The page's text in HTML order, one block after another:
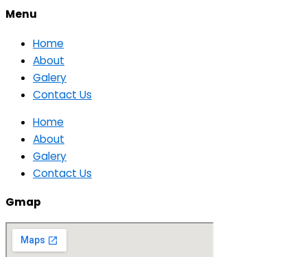
Menu
Home
About
Galery
Contact Us
Home
About
Galery
Contact Us
Gmap